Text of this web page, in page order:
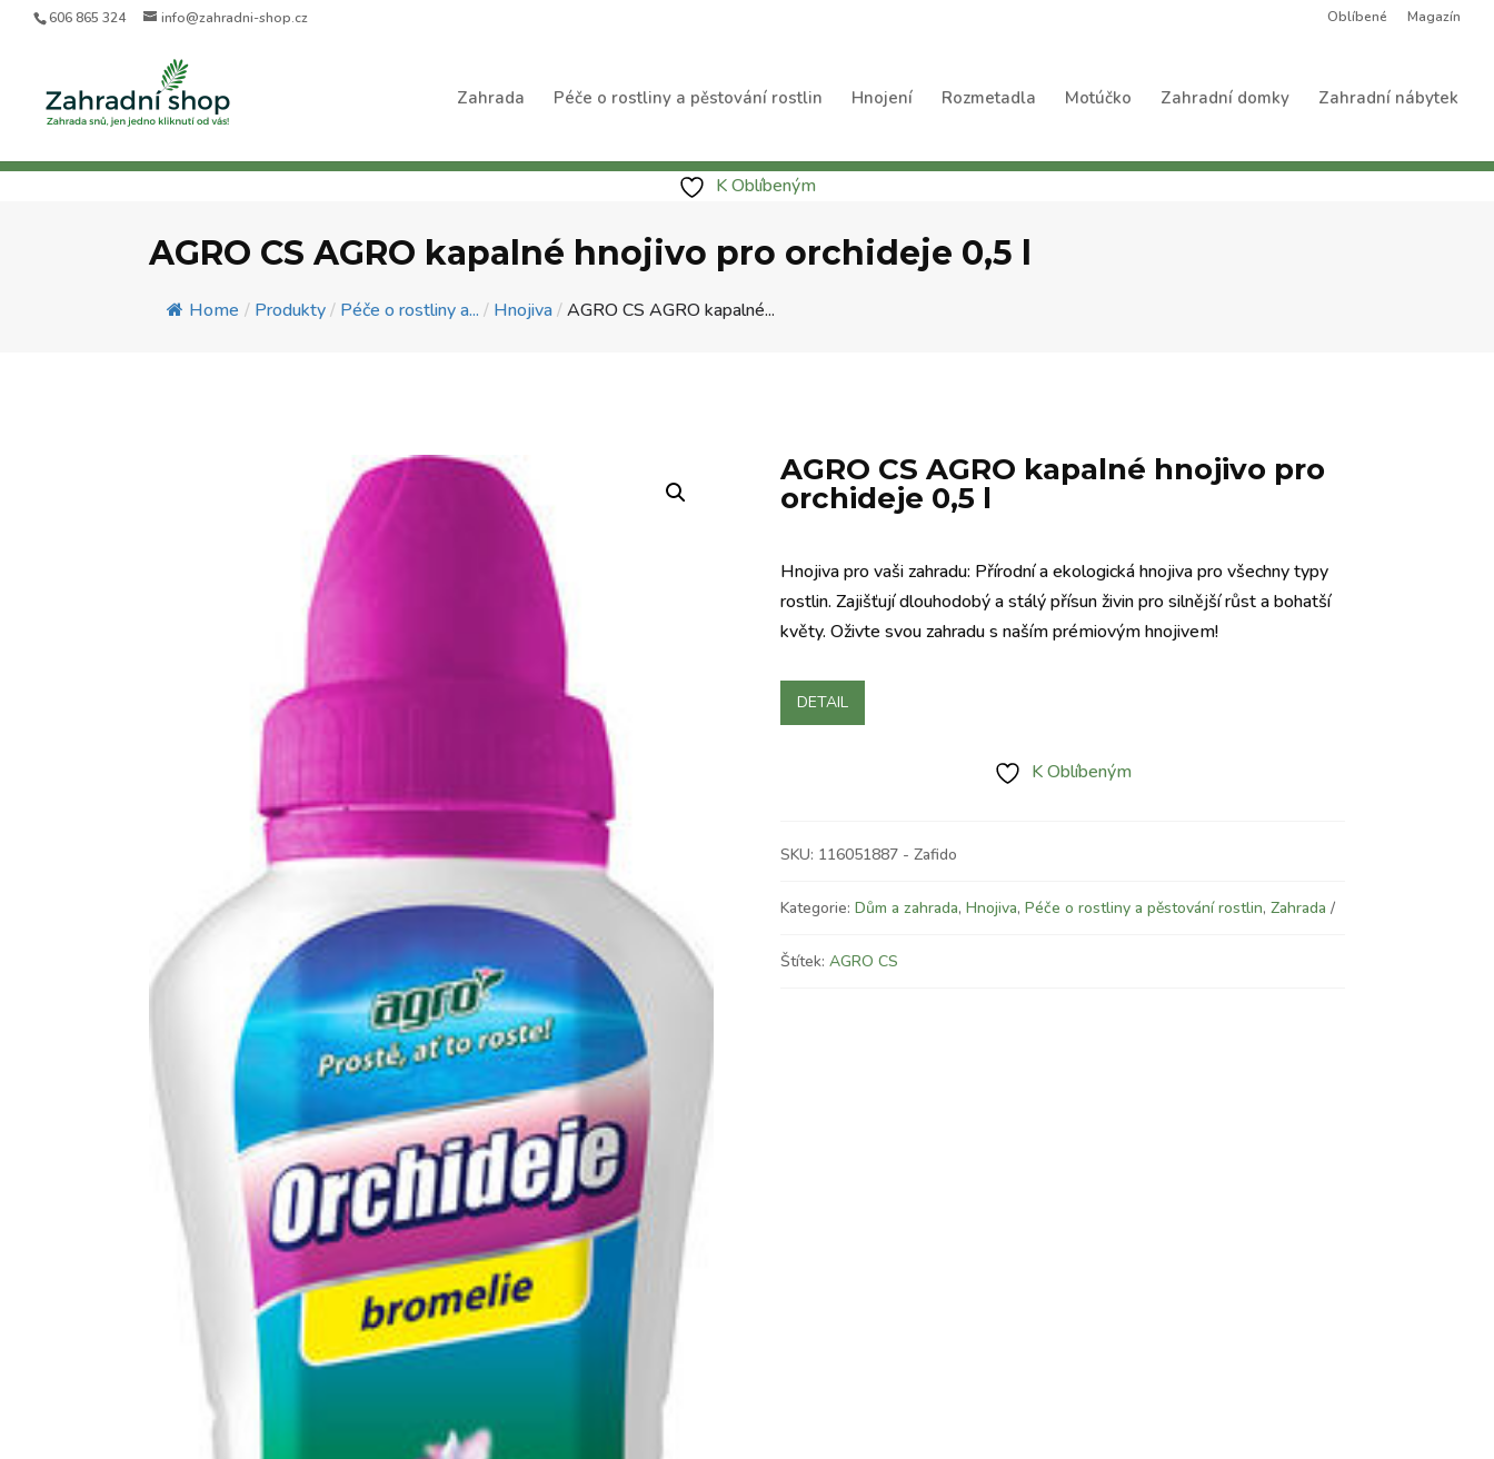
606 865 324 info@zahradni-shop.cz Oblíbené Magazín
Zahrada Péče o rostliny a pěstování rostlin Hnojení Rozmetadla Motúčko Zahradní domky Zahradní nábytek
K Oblíbeným
AGRO CS AGRO kapalné hnojivo pro orchideje 0,5 l
Home / Produkty / Péče o rostliny a... / Hnojiva / AGRO CS AGRO kapalné...
AGRO CS AGRO kapalné hnojivo pro
orchideje 0,5 l
Hnojiva pro vaši zahradu: Přírodní a ekologická hnojiva pro všechny typy
rostlin. Zajišťují dlouhodobý a stálý přísun živin pro silnější růst a bohatší
květy. Oživte svou zahradu s naším prémiovým hnojivem!
DETAIL
K Oblíbeným
SKU: 116051887 - Zafido
Kategorie: Dům a zahrada, Hnojiva, Péče o rostliny a pěstování rostlin, Zahrada
Štítek: AGRO CS